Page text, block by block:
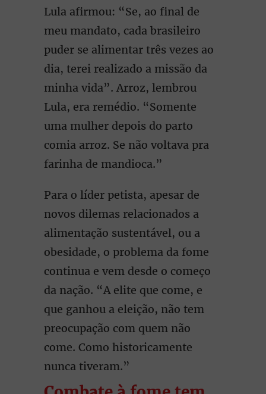
Lula afirmou: “Se, ao final de
meu mandato, cada brasileiro
puder se alimentar três vezes ao
dia, terei realizado a missão da
minha vida”. Arroz, lembrou
Lula, era remédio. “Somente
uma mulher depois do parto
comia arroz. Se não voltava pra
farinha de mandioca.”
Para o líder petista, apesar de
novos dilemas relacionados a
alimentação sustentável, ou a
obesidade, o problema da fome
continua e vem desde o começo
da nação. “A elite que come, e
que ganhou a eleição, não tem
preocupação com quem não
come. Como historicamente
nunca tiveram.”